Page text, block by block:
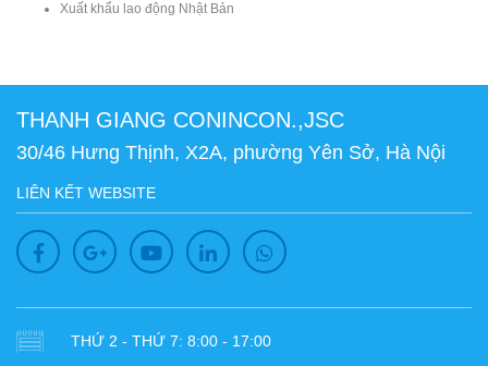
Xuất khẩu lao động Nhật Bản
THANH GIANG CONINCON.,JSC
30/46 Hưng Thịnh, X2A, phường Yên Sở, Hà Nội
LIÊN KẾT WEBSITE
THỨ 2 - THỨ 7: 8:00 - 17:00